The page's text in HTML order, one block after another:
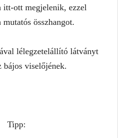
itt-ott megjelenik, ezzel
mutatós összhangot.
lélegzetelállító látványt
bájos viselőjének.
Tipp: